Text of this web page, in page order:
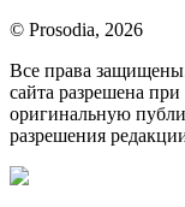
© Prosodia, 2026
Все права
сайта разрешена
оригинальную
разрешения